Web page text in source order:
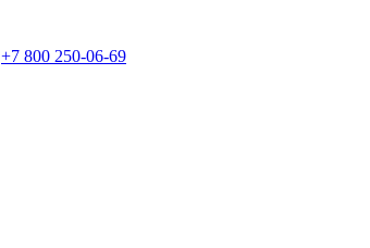
+7 800 250-06-69